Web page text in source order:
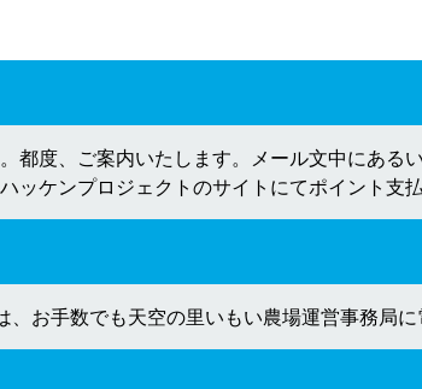
都度、ご案内いたします。メール文中にある
ケンプロジェクトのサイトにてポイント支払
お手数でも天空の里いもい農場運営事務局に